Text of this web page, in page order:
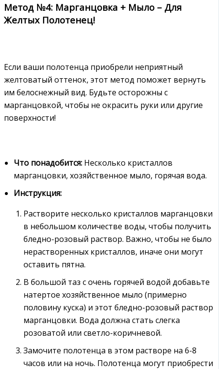
Метод №4: Марганцовка + Мыло – Для
Желтых Полотенец!
Если ваши полотенца приобрели неприятный
желтоватый оттенок, этот метод поможет вернуть
им белоснежный вид. Будьте осторожны с
марганцовкой, чтобы не окрасить руки или другие
поверхности!
Что понадобится: Несколько кристаллов
марганцовки, хозяйственное мыло, горячая вода.
Инструкция:
Растворите несколько кристаллов марганцовки
в небольшом количестве воды, чтобы получить
бледно-розовый раствор. Важно, чтобы не было
нерастворенных кристаллов, иначе они могут
оставить пятна.
В большой таз с очень горячей водой добавьте
натертое хозяйственное мыло (примерно
половину куска) и этот бледно-розовый раствор
марганцовки. Вода должна стать слегка
розоватой или светло-коричневой.
Замочите полотенца в этом растворе на 6-8
часов или на ночь. Полотенца могут приобрести